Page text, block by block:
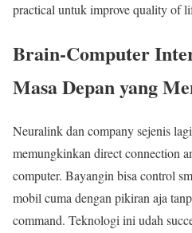
practical untuk improve quality of
Brain-Computer
Masa Depan yang
Neuralink dan company sejenis
memungkinkan direct connection
computer. Bayangin bisa control
mobil cuma dengan pikiran aja
command. Teknologi ini udah